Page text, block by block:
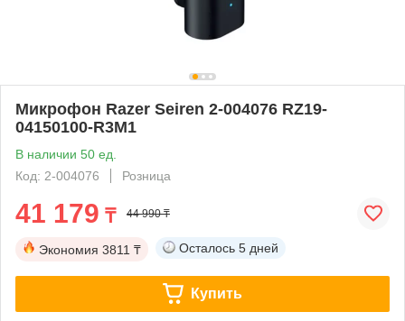
Микрофон Razer Seiren 2-004076 RZ19-
04150100-R3M1
В наличии 50 ед.
Код: 2-004076
Розница
41 179 ₸ 44 990 ₸
Экономия 3811 ₸ Осталось 5 дней
Купить